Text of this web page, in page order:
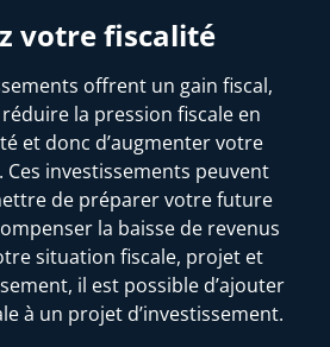
votre fiscalité
offrent un gain fiscal,
la pression fiscale en
et donc d’augmenter votre
Ces investissements peuvent
de préparer votre future
la baisse de revenus
situation fiscale, projet et
il est possible d’ajouter
à un projet d’investissement.